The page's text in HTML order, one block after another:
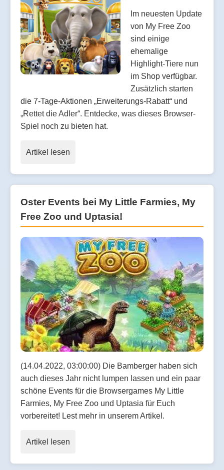
Im neuesten Update
von My Free Zoo
sind einige
ehemalige
Highlight-Tiere nun
im Shop verfügbar.
Zusätzlich starten
die 7-Tage-Aktionen „Erweiterungs-Rabatt“ und
„Rettet die Adler“. Entdecke, was dieses Browser-
Spiel noch zu bieten hat.
Artikel lesen
Oster Events bei My Little Farmies, My
Free Zoo und Uptasia!
(14.04.2022, 03:00:00) Die Bamberger haben sich
auch dieses Jahr nicht lumpen lassen und ein paar
schöne Events für die Browsergames My Little
Farmies, My Free Zoo und Uptasia für Euch
vorbereitet! Lest mehr in unserem Artikel.
Artikel lesen